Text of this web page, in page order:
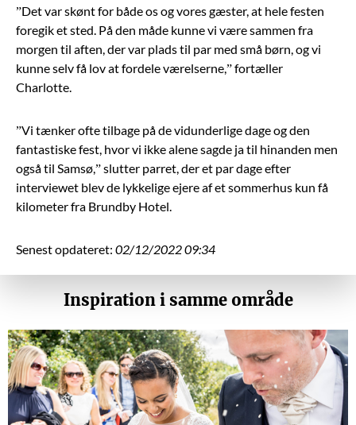
”Det var skønt for både os og vores gæster, at hele festen
foregik et sted. På den måde kunne vi være sammen fra
morgen til aften, der var plads til par med små børn, og vi
kunne selv få lov at fordele værelserne,” fortæller
Charlotte.
”Vi tænker ofte tilbage på de vidunderlige dage og den
fantastiske fest, hvor vi ikke alene sagde ja til hinanden men
også til Samsø,” slutter parret, der et par dage efter
interviewet blev de lykkelige ejere af et sommerhus kun få
kilometer fra Brundby Hotel.
Senest opdateret: 02/12/2022 09:34
Inspiration i samme område